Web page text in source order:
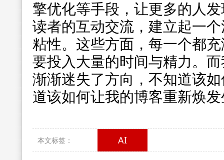
擎优化等手段，让更多的人
读者的互动交流，建立起一
粘性。这些方面，每一个都
要投入大量的时间与精力。
渐渐迷失了方向，不知道该
道该如何让我的博客重新焕
本文标签： AI